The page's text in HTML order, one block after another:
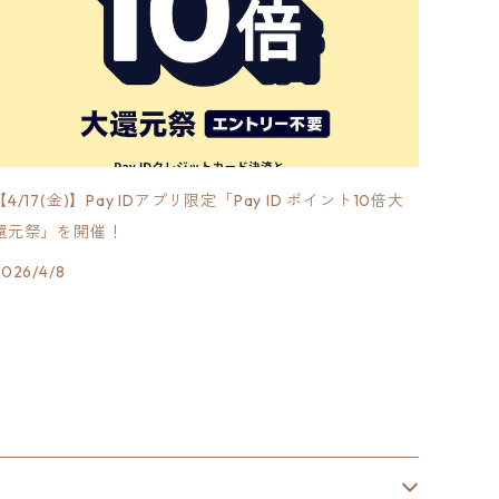
4/17(金)】Pay IDアプリ限定「Pay ID ポイント10倍大
元祭」を開催！
4/8